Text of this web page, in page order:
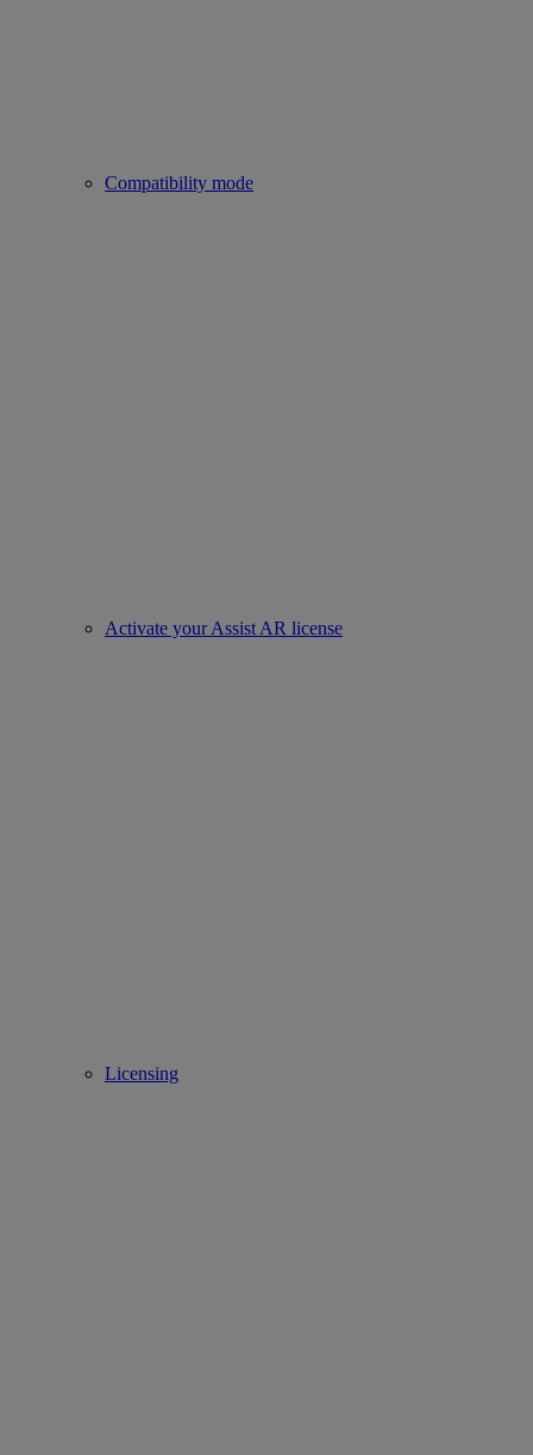
Compatibility mode
Activate your Assist AR license
Licensing